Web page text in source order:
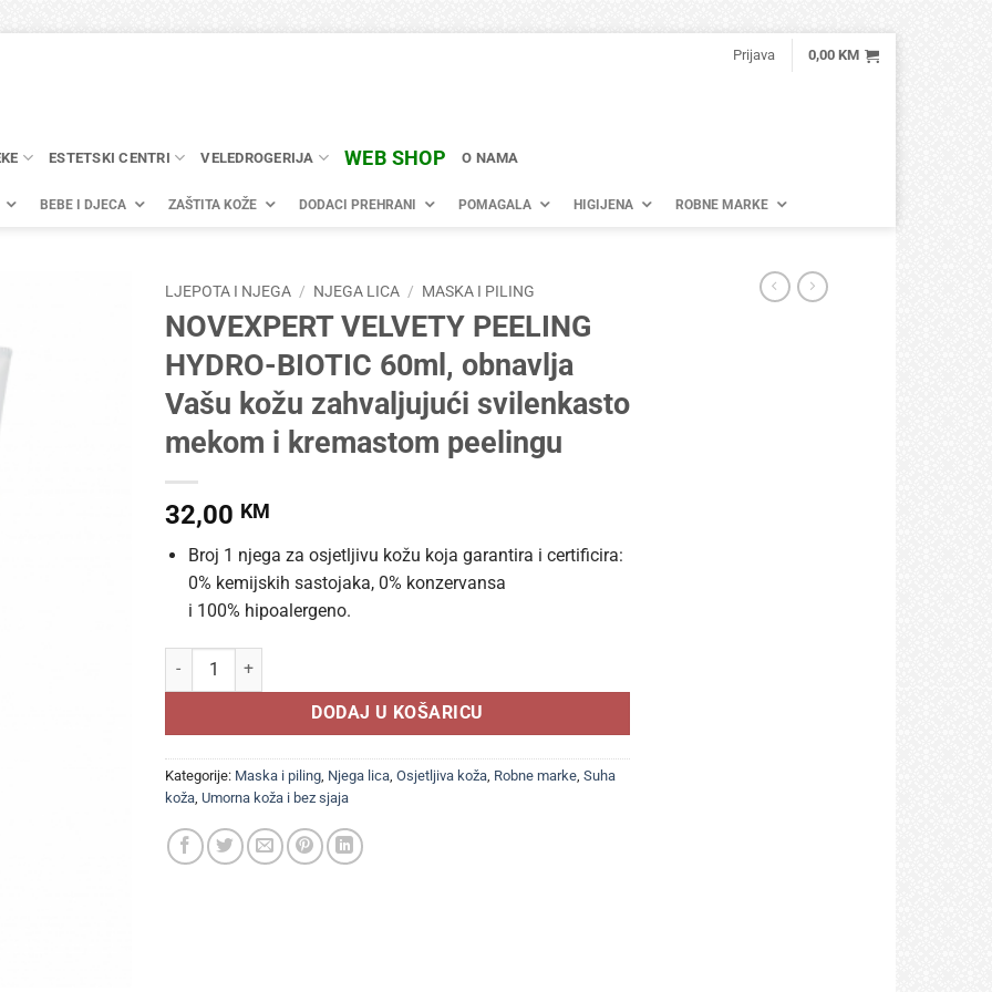
Prijava 0,00 KM
ESTETSKI CENTRI VELEDROGERIJA WEB SHOP O NAMA
BEBE I DJECA ZAŠTITA KOŽE DODACI PREHRANI POMAGALA HIGIJENA ROBNE MARKE
LJEPOTA I NJEGA / NJEGA LICA / MASKA I PILING
NOVEXPERT VELVETY PEELING
HYDRO-BIOTIC 60ml, obnavlja
Vašu kožu zahvaljujući svilenkasto
mekom i kremastom peelingu
32,00 KM
Broj 1 njega za osjetljivu kožu koja garantira i certificira:
0% kemijskih sastojaka, 0% konzervansa
i 100% hipoalergeno.
NOVEXPERT VELVETY PEELING HYDRO-BIOTIC 60ml, obnavlja Vašu kožu zahvaljujući svilenkasto mekom i
DODAJ U KOŠARICU
Kategorije: Maska i piling Njega lica Osjetljiva koža Robne marke Suha
koža Umorna koža i bez sjaja